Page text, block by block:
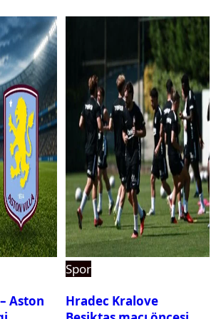
Aston
Spor
Hradec Kralove